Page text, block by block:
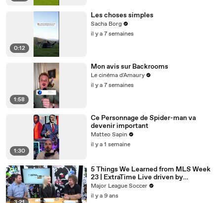
0:12
Les choses simples
Sacha Borg
il y a 7 semaines
1:58
Mon avis sur Backrooms
Le cinéma d'Amaury
il y a 7 semaines
1:30
Ce Personnage de Spider-man va
devenir important
Matteo Sapin
il y a 1 semaine
5 Things We Learned from MLS Week
23 | ExtraTime Live driven by
Continental
Major League Soccer
il y a 9 ans